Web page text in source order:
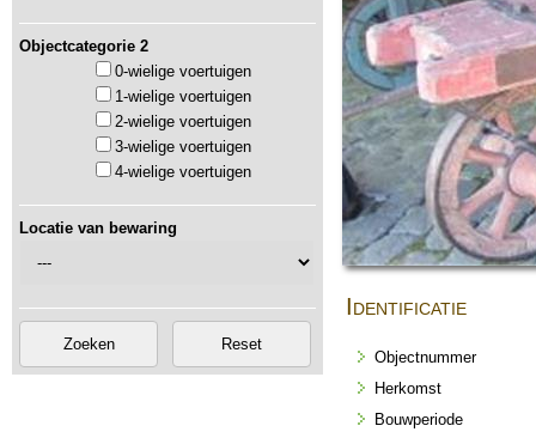
Objectcategorie 2
0-wielige voertuigen
1-wielige voertuigen
2-wielige voertuigen
3-wielige voertuigen
4-wielige voertuigen
Locatie van bewaring
Identificatie
Objectnummer
Herkomst
Bouwperiode